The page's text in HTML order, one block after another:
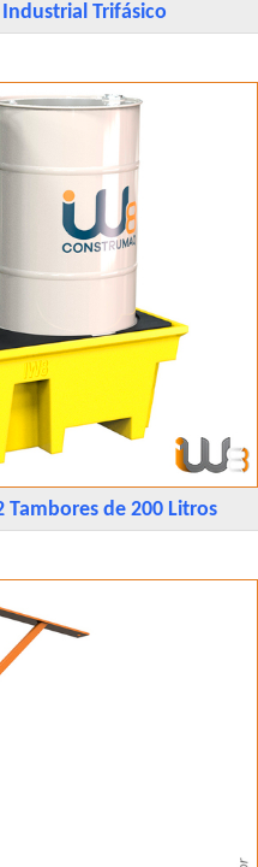
Trifásico
Tambores de 200 Litros